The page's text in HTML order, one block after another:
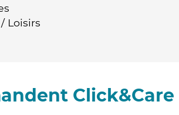
Loisirs